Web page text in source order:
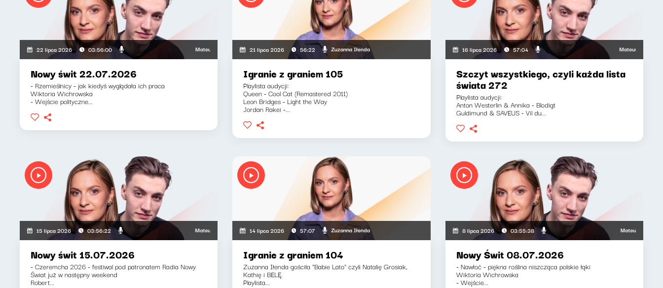
22 lipca 2026 03:56:00 Mateusz Andruszkiewicz, Zuzanna Iłenda
Nowy świt 22.07.2026
- Rzemieślnicy - jak kiedyś wyglądała ich praca
Wiktoria Wichrowska
- Wejście polityczne...
21 lipca 2026 56:22 Zuzanna Iłenda
Igranie z graniem 105
Playlista audycji:
Queen - Cool Cat (Remastered 2011)
Leon Bridges - Light the Way
Jordan Rakei -...
16 lipca 2026 57:04 Mateusz
Szczyt wszystkiego, czyli każda lista
świata 272
Playlista audycji:
Anton Westerlin & Annika - Blodigt
Guldimund & SAVEUS - Vil du...
15 lipca 2026 03:56:22 Mateusz Andruszkiewicz, Zuzanna Iłenda
Nowy świt 15.07.2026
- Czeremcha 2026 - festiwal pod patronatem Radia Nowy
Świat już w następny weekend
Robert...
14 lipca 2026 57:07 Zuzanna Iłenda
Igranie z graniem 104
Zuzanna Iłenda gościła "Babie Lato" czyli Natalię Grosiak,
Kathię i BELĘ.
Playlista...
8 lipca 2026 03:55:38 Mateusz
Nowy Świt 08.07.2026
- Nawłoć - piękna roślina niszcząca polskie łąki
Wiktoria Wichrowska
- Wejście...